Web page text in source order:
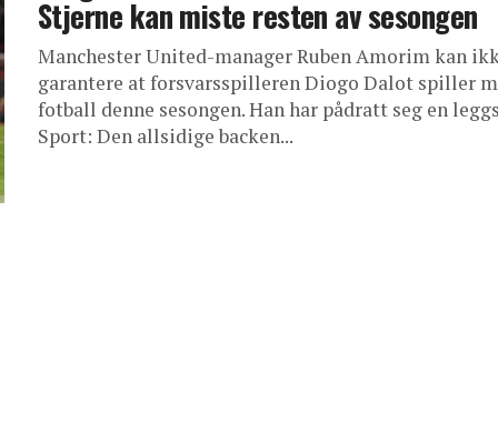
Stjerne kan miste resten av sesongen
Manchester United-manager Ruben Amorim kan
garantere at forsvarsspilleren Diogo Dalot spiller
fotball denne sesongen. Han har pådratt seg en
Sport: Den allsidige backen...